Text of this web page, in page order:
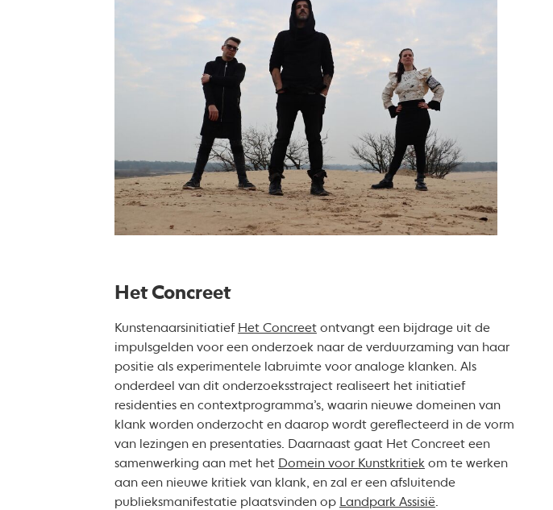
Het Concreet
Kunstenaarsinitiatief Het Concreetontvangt een bijdrage uit de
impulsgelden voor een onderzoek naar de verduurzaming van haar
positie als experimentele labruimte voor analoge klanken. Als
onderdeel van dit onderzoeksstraject realiseert het initiatief
residenties en contextprogramma’s, waarin nieuwe domeinen van
klank worden onderzocht en daarop wordt gereflecteerd in de vorm
van lezingen en presentaties. Daarnaast gaat Het Concreet een
samenwerking aan met het Domein voor Kunstkritiekom te werken
aan een nieuwe kritiek van klank, en zal er een afsluitende
publieksmanifestatie plaatsvinden op Landpark Assisië.